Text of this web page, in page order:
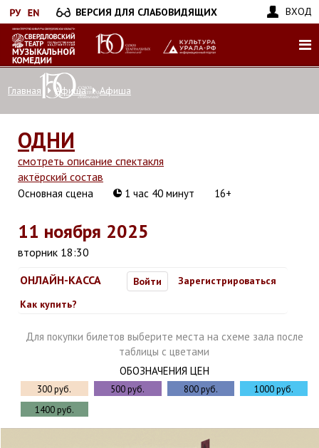
Перейти
к
основному
содержанию
ВЕРСИЯ ДЛЯ СЛАБОВИДЯЩИХ ВХОД
Главная Афиша Афиша
ОДНИ
смотреть описание спектакля
актёрский состав
Основная сцена 1 час 40 минут 16+
11 ноября 2025
вторник 18:30
ОНЛАЙН-КАССА
Войти
Зарегистрироваться
Как купить?
Для покупки билетов выберите места на схеме зала после
таблицы с цветами
ОБОЗНАЧЕНИЯ ЦЕН
300 руб. 500 руб. 800 руб.
1000 руб.
1400 руб.